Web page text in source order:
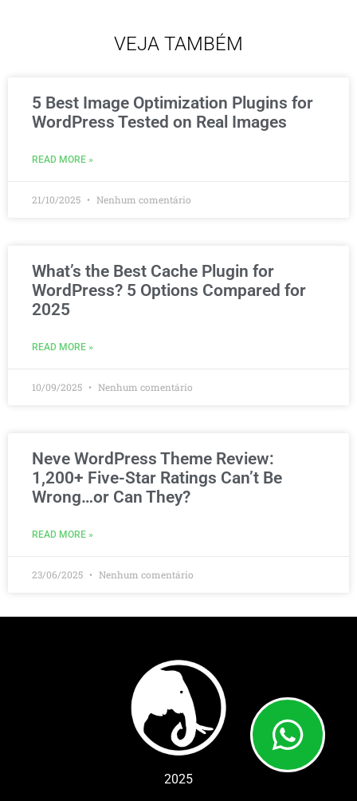
VEJA TAMBÉM
5 Best Image Optimization Plugins for
WordPress Tested on Real Images
READ MORE »
21/10/2025 Nenhum comentário
What’s the Best Cache Plugin for
WordPress? 5 Options Compared for
2025
READ MORE »
10/09/2025 Nenhum comentário
Neve WordPress Theme Review:
1,200+ Five-Star Ratings Can’t Be
Wrong…or Can They?
READ MORE »
23/06/2025 Nenhum comentário
2025